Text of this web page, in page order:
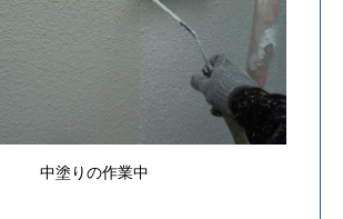
中塗りの作業中